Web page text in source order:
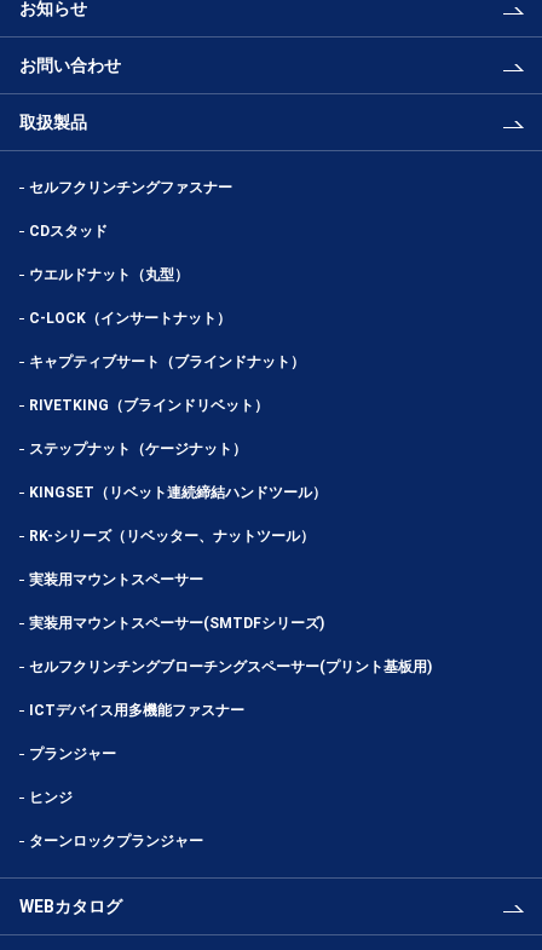
お知らせ
お問い合わせ
取扱製品
セルフクリンチングファスナー
CDスタッド
ウエルドナット（丸型）
C-LOCK（インサートナット）
キャプティブサート（ブラインドナット）
RIVETKING（ブラインドリベット）
ステップナット（ケージナット）
KINGSET（リベット連続締結ハンドツール）
RK-シリーズ（リベッター、ナットツール）
実装用マウントスペーサー
実装用マウントスペーサー(SMTDFシリーズ)
セルフクリンチングブローチングスペーサー(プリント基板用)
ICTデバイス用多機能ファスナー
プランジャー
ヒンジ
ターンロックプランジャー
WEBカタログ